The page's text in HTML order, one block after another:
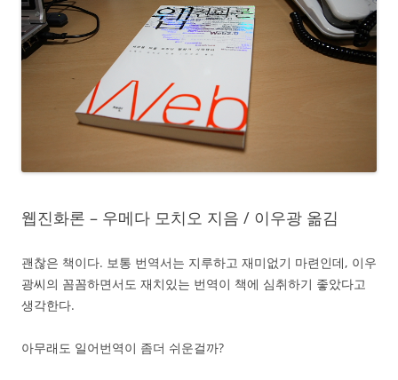
웹진화론 – 우메다 모치오 지음 / 이우광 옮김
괜찮은 책이다. 보통 번역서는 지루하고 재미없기 마련인데, 이우
광씨의 꼼꼼하면서도 재치있는 번역이 책에 심취하기 좋았다고
생각한다.
아무래도 일어번역이 좀더 쉬운걸까?